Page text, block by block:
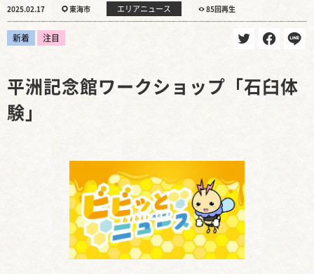
2025.02.17 東海市 エリアニュース 85回再生
新着 注目
平洲記念館ワークショップ「石臼体
験」